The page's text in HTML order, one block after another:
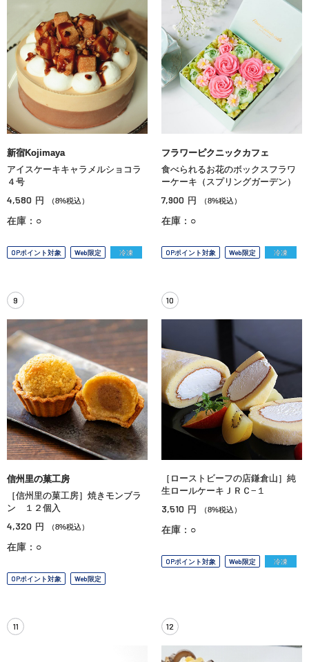
新宿Kojimaya
アイスケーキキャラメルショコラ
４号
4,580 円 （8%税込）
在庫：○
OPポイント対象 Web限定 冷凍
フラワーピクニックカフェ
食べられるお花のボックスフラワ
ーケーキ（スプリングガーデン）
7,900 円 （8%税込）
在庫：○
OPポイント対象 Web限定 冷凍
9
信州里の菓工房
［信州里の菓工房］焼きモンブラ
ン １２個入
4,320 円 （8%税込）
在庫：○
OPポイント対象 Web限定
10
［ローストビーフの店鎌倉山］純
生ロールケーキＪＲＣ−１
3,510 円 （8%税込）
在庫：○
OPポイント対象 Web限定 冷凍
11 12